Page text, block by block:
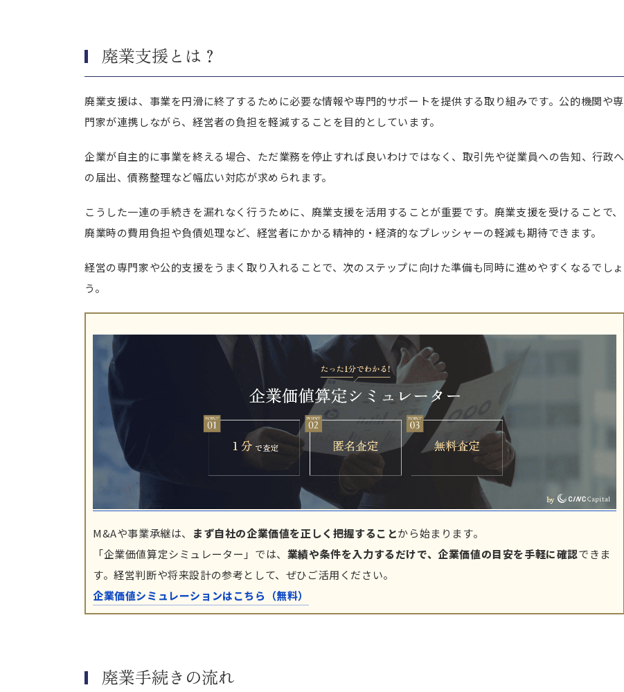
廃業支援とは？
廃業支援は、事業を円滑に終了するために必要な情報や専門的サポートを提供する取り組みです。公的機関や専
門家が連携しながら、経営者の負担を軽減することを目的としています。
企業が自主的に事業を終える場合、ただ業務を停止すれば良いわけではなく、取引先や従業員への告知、行政へ
の届出、債務整理など幅広い対応が求められます。
こうした一連の手続きを漏れなく行うために、廃業支援を活用することが重要です。廃業支援を受けることで、
廃業時の費用負担や負債処理など、経営者にかかる精神的・経済的なプレッシャーの軽減も期待できます。
経営の専門家や公的支援をうまく取り入れることで、次のステップに向けた準備も同時に進めやすくなるでしょ
う。
M&Aや事業承継は、 まず自社の企業価値を正しく把握することから始まります。
「企業価値算定シミュレーター」では、 業績や条件を入力するだけで、企業価値の目安を手軽に確認できま
す。経営判断や将来設計の参考として、ぜひご活用ください。
企業価値シミュレーションはこちら（無料）
廃業手続きの流れ